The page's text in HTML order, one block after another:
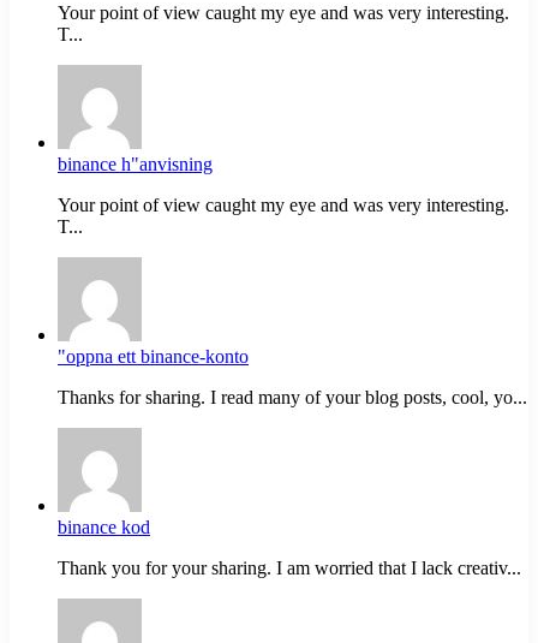
Your point of view caught my eye and was very interesting.
T...
binance h"anvisning
Your point of view caught my eye and was very interesting.
T...
"oppna ett binance-konto
Thanks for sharing. I read many of your blog posts, cool, yo...
binance kod
Thank you for your sharing. I am worried that I lack creativ...